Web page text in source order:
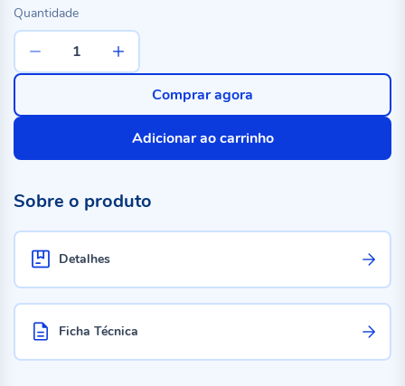
Quantidade
Adicionar ao carrinho
Comprar agora
Sobre o produto
Detalhes
Ficha Técnica